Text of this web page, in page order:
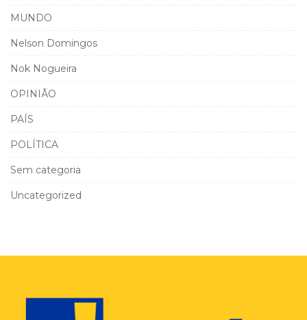
MUNDO
Nelson Domingos
Nok Nogueira
OPINIÃO
PAÍS
POLÍTICA
Sem categoria
Uncategorized